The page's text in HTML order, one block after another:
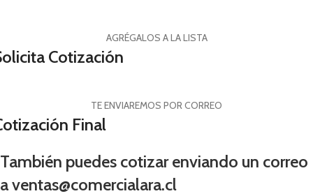
AGRÉGALOS A LA LISTA
Cotización
TE ENVIAREMOS POR CORREO
Final
También puedes cotizar enviando un correo
a ventas@comercialara.cl